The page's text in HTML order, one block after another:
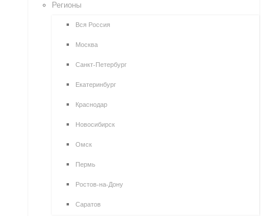
Регионы
Вся Россия
Москва
Санкт-Петербург
Екатеринбург
Краснодар
Новосибирск
Омск
Пермь
Ростов-на-Дону
Саратов